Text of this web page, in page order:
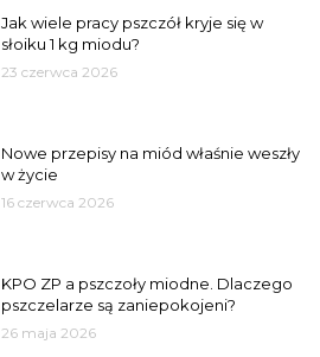
Jak wiele pracy pszczół kryje się w
słoiku 1 kg miodu?
23 czerwca 2026
Nowe przepisy na miód właśnie weszły
w życie
16 czerwca 2026
KPO ZP a pszczoły miodne. Dlaczego
pszczelarze są zaniepokojeni?
26 maja 2026